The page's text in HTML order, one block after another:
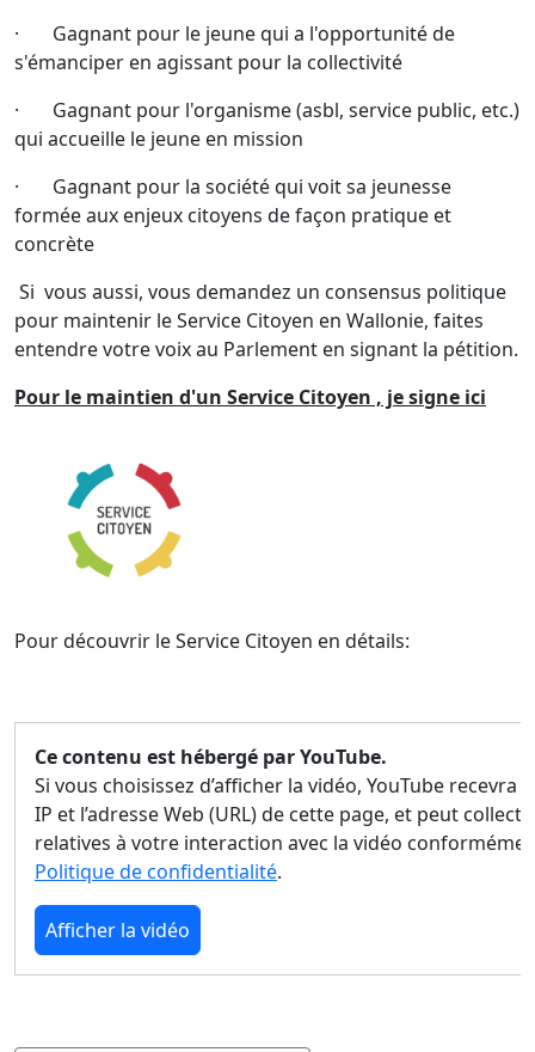
· Gagnant pour le jeune qui a l'opportunité de
s'émanciper en agissant pour la collectivité
· Gagnant pour l'organisme (asbl, service public, etc.)
qui accueille le jeune en mission
· Gagnant pour la société qui voit sa jeunesse
formée aux enjeux citoyens de façon pratique et
concrète
Si vous aussi, vous demandez un consensus politique
pour maintenir le Service Citoyen en Wallonie, faites
entendre votre voix au Parlement en signant la pétition.
Pour le maintien d'un Service Citoyen , je signe ici
Pour découvrir le Service Citoyen en détails:
Ce contenu est hébergé par YouTube.
Si vous choisissez d’afficher la vidéo, YouTube recevra
IP et l’adresse Web (URL) de cette page, et peut
relatives à votre interaction avec la vidéo
Politique de confidentialité.
Afficher la vidéo